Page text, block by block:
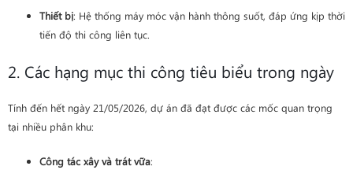
Thiết bị: Hệ thống máy móc vận hành thông suốt, đáp ứng kịp thời
tiến độ thi công liên tục.
2. Các hạng mục thi công tiêu biểu trong ngày
Tính đến hết ngày 21/05/2026, dự án đã đạt được các mốc quan trọng
tại nhiều phân khu:
Công tác xây và trát vữa: